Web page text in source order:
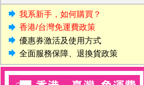
我系新手，如何購買？
香港/台灣免運費政策
優惠券激活及使用方式
全面服務保障、退換貨政策